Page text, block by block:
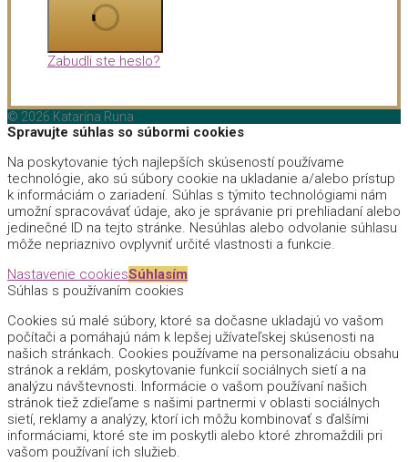
Zabudli ste heslo?
© 2026 Katarína Runa
Spravujte súhlas so súbormi cookies
Na poskytovanie tých najlepších skúseností používame
technológie, ako sú súbory cookie na ukladanie a/alebo prístup
k informáciám o zariadení. Súhlas s týmito technológiami nám
umožní spracovávať údaje, ako je správanie pri prehliadaní alebo
jedinečné ID na tejto stránke. Nesúhlas alebo odvolanie súhlasu
môže nepriaznivo ovplyvniť určité vlastnosti a funkcie.
Nastavenie cookiesSúhlasím
Súhlas s používaním cookies
Cookies sú malé súbory, ktoré sa dočasne ukladajú vo vašom
počítači a pomáhajú nám k lepšej užívateľskej skúsenosti na
našich stránkach. Cookies používame na personalizáciu obsahu
stránok a reklám, poskytovanie funkcií sociálnych sietí a na
analýzu návštevnosti. Informácie o vašom používaní našich
stránok tiež zdieľame s našimi partnermi v oblasti sociálnych
sietí, reklamy a analýzy, ktorí ich môžu kombinovať s ďalšími
informáciami, ktoré ste im poskytli alebo ktoré zhromaždili pri
vašom používaní ich služieb.